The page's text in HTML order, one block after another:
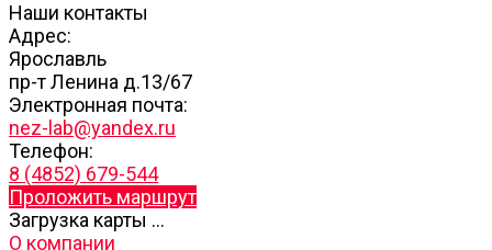
Наши контакты
Адрес:
Ярославль
пр-т Ленина д.13/67
Электронная почта:
nez-lab@yandex.ru
Телефон:
8 (4852) 679-544
Проложить маршрут
Загрузка карты ...
О компании